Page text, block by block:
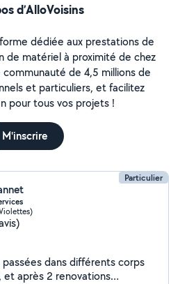
d’AlloVoisins
dédiée aux prestations de
de matériel à proximité de chez
communauté de 4,5 millions de
et particuliers, et facilitez
pour tous vos projets !
M'inscrire
Particulier
dans différents corps
après 2 renovations